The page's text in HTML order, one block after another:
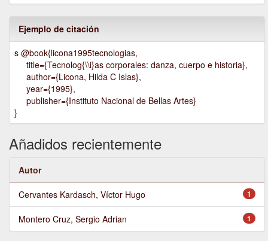
Ejemplo de citación
s @book{licona1995tecnologias,
title={Tecnolog{\\i}as corporales: danza, cuerpo e historia},
author={Licona, Hilda C Islas},
year={1995},
publisher={Instituto Nacional de Bellas Artes}
}
Añadidos recientemente
Autor
1
Cervantes Kardasch, Víctor Hugo
1
Montero Cruz, Sergio Adrian